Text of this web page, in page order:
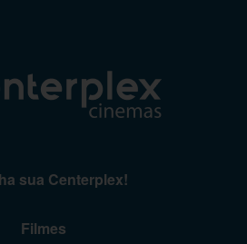
sua Centerplex!
Filmes